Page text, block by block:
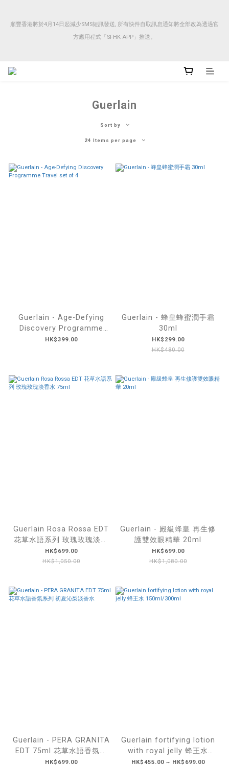
順豐香港將於4月14日起減少SMS短訊發送, 所有快件自取訊息通知將全部改為透過官
方應用程式「SFHK APP」推送。
順豐香港將於4月14日起減少SMS短訊發送, 所有快件自取訊息通知將全部改為透過官
方應用程式「SFHK APP」推送。
💞
Guerlain
Sort by
24 Items per page
Guerlain - Age-Defying
Discovery Programme
Travel set of 4
HK$399.00
Guerlain - 蜂皇蜂蜜潤手霜
30ml
HK$299.00
HK$480.00
Guerlain Rosa Rossa EDT
花草水語系列 玫瑰玫瑰淡香
水 75ml
HK$699.00
HK$1,050.00
Guerlain - 殿級蜂皇 再生修
護雙效眼精華 20ml
HK$699.00
HK$1,080.00
Guerlain - PERA GRANITA
EDT 75ml 花草水語香氛系
列 初夏沁梨淡香水
HK$699.00
Guerlain fortifying lotion
with royal jelly 蜂王水
150ml/300ml
HK$455.00 ~ HK$699.00